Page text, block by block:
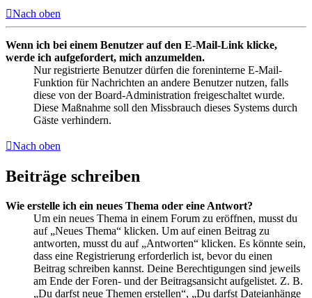
Nach oben
Wenn ich bei einem Benutzer auf den E-Mail-Link klicke,
werde ich aufgefordert, mich anzumelden.
Nur registrierte Benutzer dürfen die foreninterne E-Mail-
Funktion für Nachrichten an andere Benutzer nutzen, falls
diese von der Board-Administration freigeschaltet wurde.
Diese Maßnahme soll den Missbrauch dieses Systems durch
Gäste verhindern.
Nach oben
Beiträge schreiben
Wie erstelle ich ein neues Thema oder eine Antwort?
Um ein neues Thema in einem Forum zu eröffnen, musst du
auf „Neues Thema“ klicken. Um auf einen Beitrag zu
antworten, musst du auf „Antworten“ klicken. Es könnte sein,
dass eine Registrierung erforderlich ist, bevor du einen
Beitrag schreiben kannst. Deine Berechtigungen sind jeweils
am Ende der Foren- und der Beitragsansicht aufgelistet. Z. B.
„Du darfst neue Themen erstellen“, „Du darfst Dateianhänge